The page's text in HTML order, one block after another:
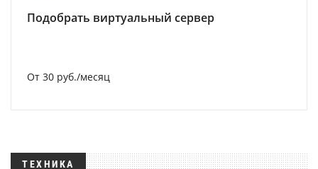
Подобрать виртуальный сервер
От 30 руб./месяц
ТЕХНИКА